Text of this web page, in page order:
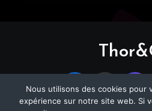
Nous utilisons des cookies pour
expérience sur notre site web. Si